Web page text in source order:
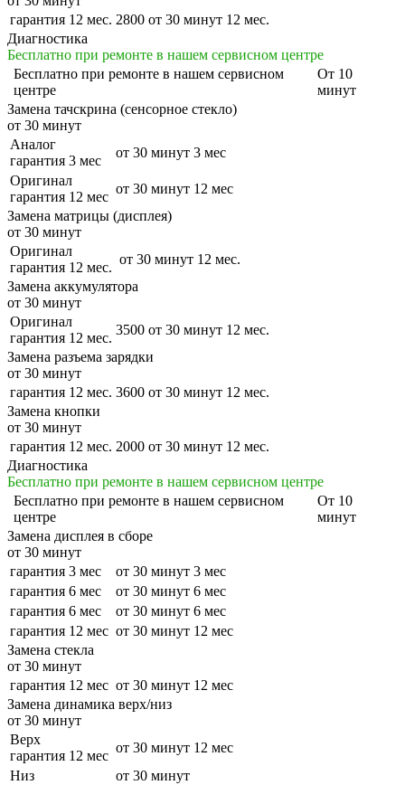
гарантия 12 мес. 2800 от 30 минут 12 мес.
Диагностика
Бесплатно при ремонте в нашем сервисном центре
Бесплатно при ремонте в нашем сервисном
центре
От 10
минут
Замена тачскрина (сенсорное стекло)
от 30 минут
Аналог
гарантия 3 мес
от 30 минут 3 мес
Оригинал
гарантия 12 мес
от 30 минут 12 мес
Замена матрицы (дисплея)
от 30 минут
Оригинал
гарантия 12 мес.
от 30 минут 12 мес.
Замена аккумулятора
от 30 минут
Оригинал
гарантия 12 мес.
3500 от 30 минут 12 мес.
Замена разъема зарядки
от 30 минут
гарантия 12 мес. 3600 от 30 минут 12 мес.
Замена кнопки
от 30 минут
гарантия 12 мес. 2000 от 30 минут 12 мес.
Диагностика
Бесплатно при ремонте в нашем сервисном центре
Бесплатно при ремонте в нашем сервисном
центре
От 10
минут
Замена дисплея в сборе
от 30 минут
гарантия 3 мес
от 30 минут 3 мес
гарантия 6 мес
от 30 минут 6 мес
гарантия 6 мес
от 30 минут 6 мес
гарантия 12 мес от 30 минут 12 мес
Замена стекла
от 30 минут
гарантия 12 мес от 30 минут 12 мес
Замена динамика верх/низ
от 30 минут
Верх
гарантия 12 мес
от 30 минут 12 мес
Низ
от 30 минут